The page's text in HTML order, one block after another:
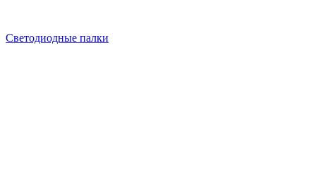
Светодиодные палки